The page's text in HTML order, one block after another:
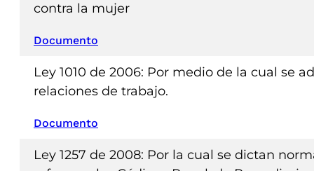
contra la mujer
Documento
Ley 1010 de 2006: Por medio de la cual se
relaciones de trabajo.
Documento
Ley 1257 de 2008: Por la cual se dictan